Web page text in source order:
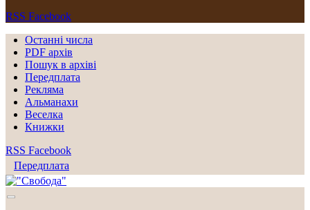
RSS Facebook
Останні числа
PDF архів
Пошук в архіві
Передплата
Рекляма
Альманахи
Веселка
Книжки
RSS Facebook
Передплата